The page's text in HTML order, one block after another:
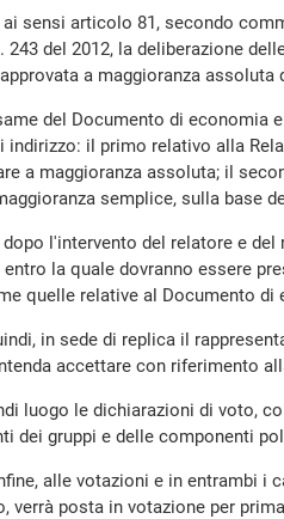
ai sensi articolo 81, secondo
243 del 2012, la deliberazione
a maggioranza
del Documento di economia
il primo relativo alla
a maggioranza assoluta; il
semplice, sulla base
l'intervento del relatore e
la quale dovranno essere
quelle relative al Documento
in sede di replica il
accettare con riferimento
luogo le dichiarazioni di voto,
dei gruppi e delle componenti
alle votazioni e in entrambi i
verrà posta in votazione per